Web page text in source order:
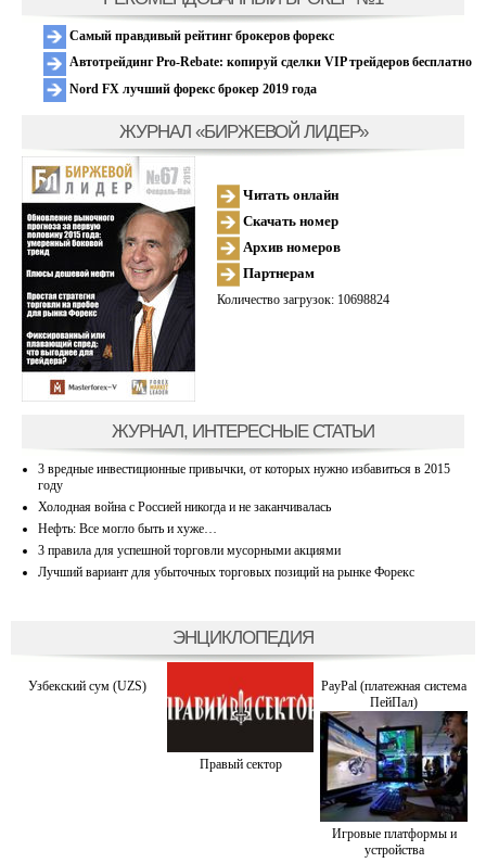
Самый правдивый рейтинг брокеров форекс
Автотрейдинг Pro-Rebate: копируй сделки VIP трейдеров бесплатно
Nord FX лучший форекс брокер 2019 года
ЖУРНАЛ «БИРЖЕВОЙ ЛИДЕР»
Читать онлайн
Скачать номер
Архив номеров
Партнерам
Количество загрузок: 10698824
ЖУРНАЛ, ИНТЕРЕСНЫЕ СТАТЬИ
3 вредные инвестиционные привычки, от которых нужно избавиться в 2015
году
Холодная война с Россией никогда и не заканчивалась
Нефть: Все могло быть и хуже…
3 правила для успешной торговли мусорными акциями
Лучший вариант для убыточных торговых позиций на рынке Форекс
ЭНЦИКЛОПЕДИЯ
Узбекский сум (UZS)
Правый сектор
PayPal (платежная система
ПейПал)
Игровые платформы и
устройства